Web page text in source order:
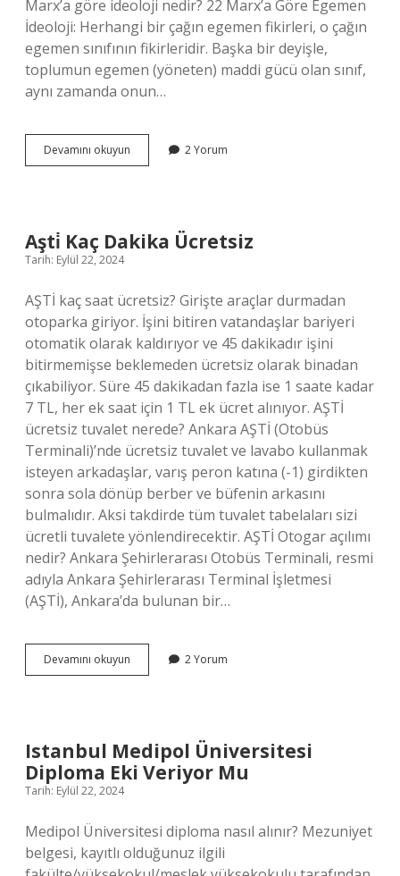
Marx’a göre ideoloji nedir? 22 Marx’a Göre Egemen
İdeoloji: Herhangi bir çağın egemen fikirleri, o çağın
egemen sınıfının fikirleridir. Başka bir deyişle,
toplumun egemen (yöneten) maddi gücü olan sınıf,
aynı zamanda onun…
Devamını okuyun Ideolojinin
Kurucusu
2 Yorum
Aşti̇ Kaç Dakika Ücretsiz
Tarih: Eylül 22, 2024
AŞTİ kaç saat ücretsiz? Girişte araçlar durmadan
otoparka giriyor. İşini bitiren vatandaşlar bariyeri
otomatik olarak kaldırıyor ve 45 dakikadır işini
bitirmemişse beklemeden ücretsiz olarak binadan
çıkabiliyor. Süre 45 dakikadan fazla ise 1 saate kadar
7 TL, her ek saat için 1 TL ek ücret alınıyor. AŞTİ
ücretsiz tuvalet nerede? Ankara AŞTİ (Otobüs
Terminali)’nde ücretsiz tuvalet ve lavabo kullanmak
isteyen arkadaşlar, varış peron katına (-1) girdikten
sonra sola dönüp berber ve büfenin arkasını
bulmalıdır. Aksi takdirde tüm tuvalet tabelaları sizi
ücretli tuvalete yönlendirecektir. AŞTİ Otogar açılımı
nedir? Ankara Şehirlerarası Otobüs Terminali, resmi
adıyla Ankara Şehirlerarası Terminal İşletmesi
(AŞTİ), Ankara’da bulunan bir…
Devamını okuyun
Kaç
2 Yorum
Istanbul Medipol Üniversitesi
Diploma Eki Veriyor Mu
Tarih: Eylül 22, 2024
Medipol Üniversitesi diploma nasıl alınır? Mezuniyet
belgesi, kayıtlı olduğunuz ilgili